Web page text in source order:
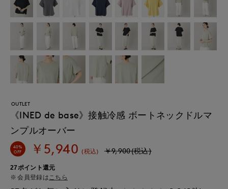
OUTLET
《INED de base》接触冷感 ボートネックドルマ
ンプルオーバー
40%
OFF
￥5,940 (税込) ￥9,900(税込)
27ポイント還元
会員登録は こちら